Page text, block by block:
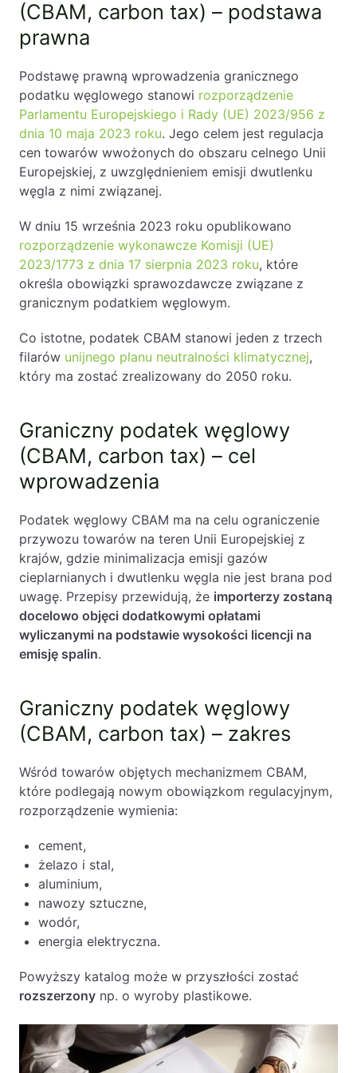
PL EN FR
(CBAM, carbon tax) – podstawa
prawna
Podstawę prawną wprowadzenia granicznego
podatku węglowego stanowi rozporządzenie
Parlamentu Europejskiego i Rady (UE) 2023/956 z
dnia 10 maja 2023 roku. Jego celem jest regulacja
cen towarów wwożonych do obszaru celnego Unii
Europejskiej, z uwzględnieniem emisji dwutlenku
węgla z nimi związanej.
W dniu 15 września 2023 roku opublikowano
rozporządzenie wykonawcze Komisji (UE)
2023/1773 z dnia 17 sierpnia 2023 roku, które
określa obowiązki sprawozdawcze związane z
granicznym podatkiem węglowym.
Co istotne, podatek CBAM stanowi jeden z trzech
filarów unijnego planu neutralności klimatycznej,
który ma zostać zrealizowany do 2050 roku.
Graniczny podatek węglowy
(CBAM, carbon tax) – cel
wprowadzenia
Podatek węglowy CBAM ma na celu ograniczenie
przywozu towarów na teren Unii Europejskiej z
krajów, gdzie minimalizacja emisji gazów
cieplarnianych i dwutlenku węgla nie jest brana pod
uwagę. Przepisy przewidują, że importerzy zostaną
docelowo objęci dodatkowymi opłatami
wyliczanymi na podstawie wysokości licencji na
emisję spalin.
Graniczny podatek węglowy
(CBAM, carbon tax) – zakres
Wśród towarów objętych mechanizmem CBAM,
które podlegają nowym obowiązkom regulacyjnym,
rozporządzenie wymienia:
cement,
żelazo i stal,
aluminium,
nawozy sztuczne,
wodór,
energia elektryczna.
Powyższy katalog może w przyszłości zostać
rozszerzony np. o wyroby plastikowe.